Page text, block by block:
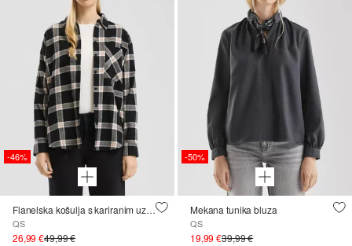
-46%
Flanelska košulja s kariranim uzorkom
QS
26,99 €49,99 €
-50%
Mekana tunika bluza
QS
19,99 €39,99 €